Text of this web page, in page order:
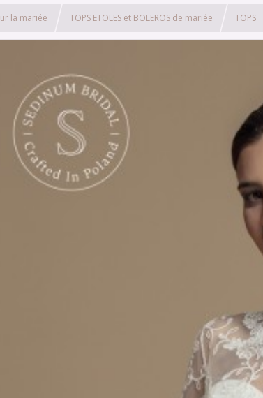
la mariée TOPS ETOLES et BOLEROS de mariée TOPS